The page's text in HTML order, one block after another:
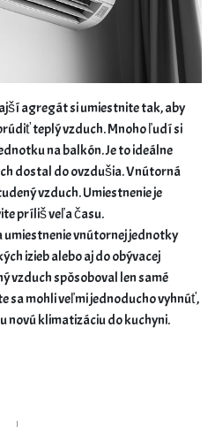
agregát si umiestnite tak, aby
teplý vzduch. Mnoho ľudí si
na balkón. Je to ideálne
dostal do ovzdušia. Vnútorná
vzduch. Umiestnenie je
príliš veľa času.
vnútornej jednotky
izieb alebo aj do obývacej
vzduch spôsoboval len samé
sa mohli veľmi jednoducho vyhnúť,
novú klimatizáciu do kuchyni.